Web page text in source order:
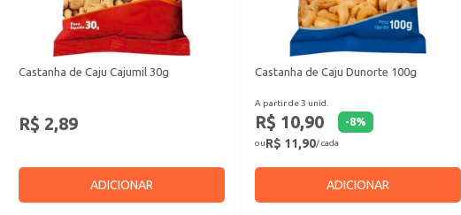
Castanha de Caju Cajumil 30g
R$ 2,89
ADICIONAR
Castanha de Caju Dunorte 100g
A partir de 3 unid.
R$ 10,90 -8%
ouR$ 11,90/ cada
ADICIONAR